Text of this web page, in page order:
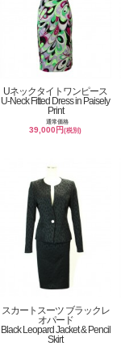
Uネックタイトワンピース
U-Neck Fitted Dress in Paisely
Print
通常価格
39,000円(税別)
スカートスーツ ブラックレ
オパード
Black Leopard Jacket & Pencil
Skirt